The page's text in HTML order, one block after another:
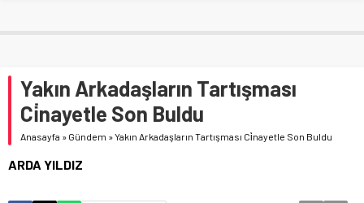
Yakın Arkadaşların Tartışması
Ci̇nayetle Son Buldu
Anasayfa » Gündem »Yakın Arkadaşların Tartışması Ci̇nayetle Son Buldu
ARDA YILDIZ